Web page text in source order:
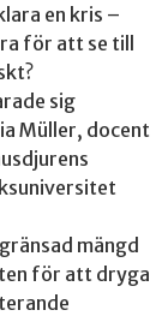
en kris –
för att se till
sig
Müller, docent
mängd
för att dryga